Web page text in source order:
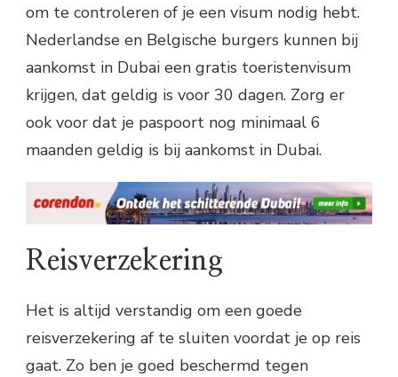
om te controleren of je een visum nodig hebt.
Nederlandse en Belgische burgers kunnen bij
aankomst in Dubai een gratis toeristenvisum
krijgen, dat geldig is voor 30 dagen. Zorg er
ook voor dat je paspoort nog minimaal 6
maanden geldig is bij aankomst in Dubai.
Reisverzekering
Het is altijd verstandig om een goede
reisverzekering af te sluiten voordat je op reis
gaat. Zo ben je goed beschermd tegen